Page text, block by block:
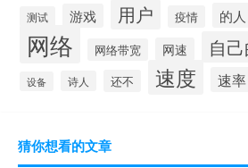
测试 游戏 用户 疫情 的人
网络 网络带宽 网速 自
设备 诗人 还不 速度 速率
猜你想看的文章